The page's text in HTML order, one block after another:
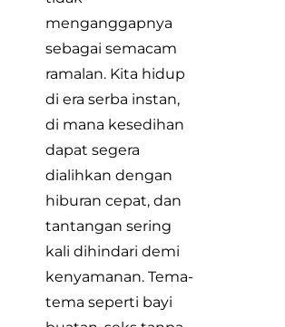
menganggapnya
sebagai semacam
ramalan. Kita hidup
di era serba instan,
di mana kesedihan
dapat segera
dialihkan dengan
hiburan cepat, dan
tantangan sering
kali dihindari demi
kenyamanan. Tema-
tema seperti bayi